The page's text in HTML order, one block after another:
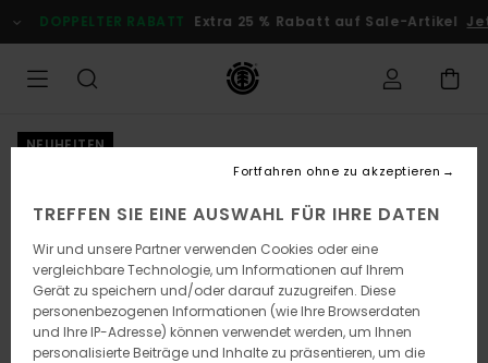
zur
Produktinformation
DOPPELTER RABATT Extra 25 % Rabatt auf Sale-Artikel
NEUHEITEN
TREFFEN SIE EINE AUSWAHL FÜR IHRE DATEN
Wir und unsere Partner verwenden Cookies oder eine
vergleichbare Technologie, um Informationen auf Ihrem
Gerät zu speichern und/oder darauf zuzugreifen. Diese
personenbezogenen Informationen (wie Ihre Browserdaten
und Ihre IP-Adresse) können verwendet werden, um Ihnen
personalisierte Beiträge und Inhalte zu präsentieren, um die
Fortfahren ohne zu akzeptieren